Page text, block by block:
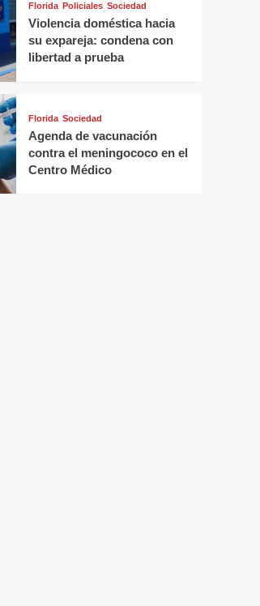
Florida Policiales Sociedad
Violencia doméstica hacia
su expareja: condena con
libertad a prueba
Florida Sociedad
Agenda de vacunación
contra el meningococo en el
Centro Médico